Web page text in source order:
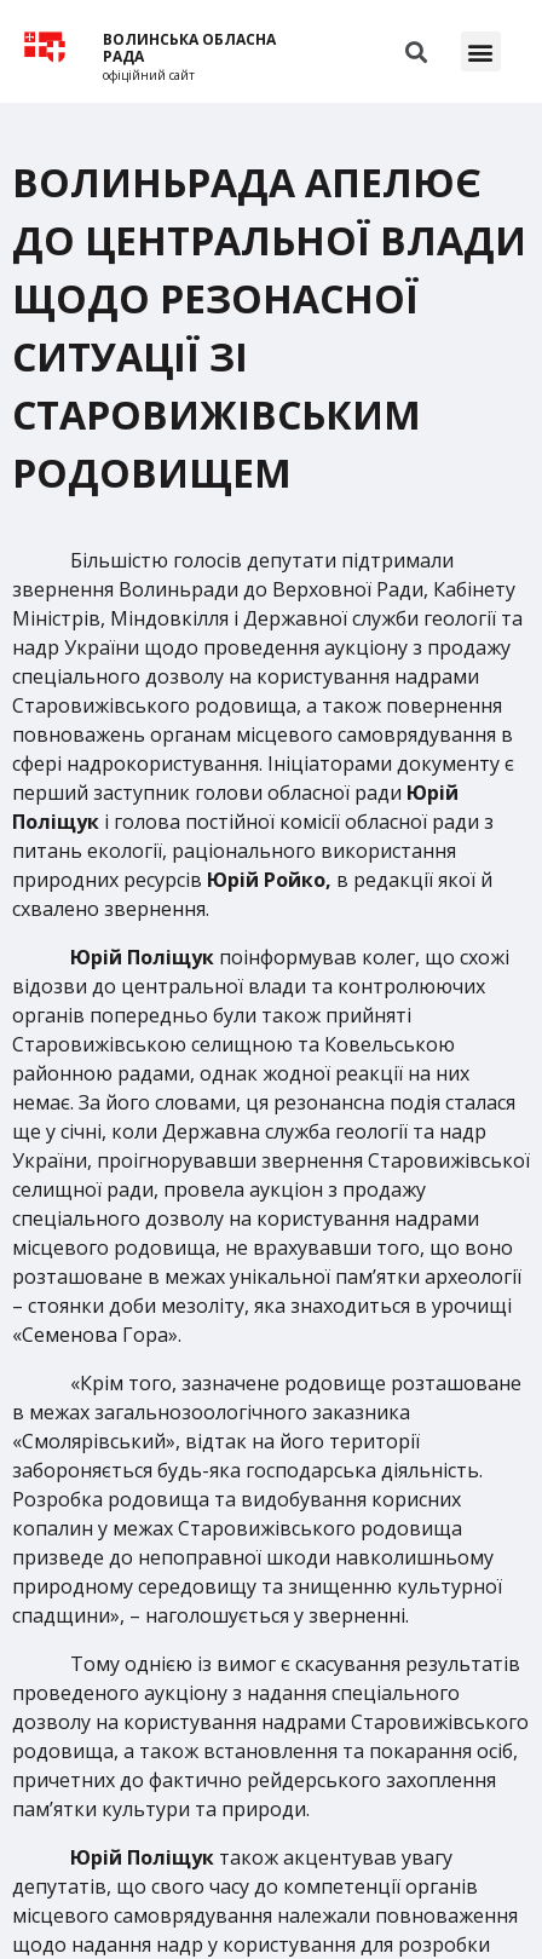
ВОЛИНСЬКА ОБЛАСНА
РАДА
офіційний сайт
ВОЛИНЬРАДА АПЕЛЮЄ
ДО ЦЕНТРАЛЬНОЇ ВЛАДИ
ЩОДО РЕЗОНАСНОЇ
СИТУАЦІЇ ЗІ
СТАРОВИЖІВСЬКИМ
РОДОВИЩЕМ
Більшістю голосів депутати підтримали
звернення Волиньради до Верховної Ради, Кабінету
Міністрів, Міндовкілля і Державної служби геології та
надр України щодо проведення аукціону з продажу
спеціального дозволу на користування надрами
Старовижівського родовища, а також повернення
повноважень органам місцевого самоврядування в
сфері надрокористування. Ініціаторами документу є
перший заступник голови обласної ради Юрій
Поліщук і голова постійної комісії обласної ради з
питань екології, раціонального використання
природних ресурсів Юрій Ройко, в редакції якої й
схвалено звернення.
Юрій Поліщук поінформував колег, що схожі
відозви до центральної влади та контролюючих
органів попередньо були також прийняті
Старовижівською селищною та Ковельською
районною радами, однак жодної реакції на них
немає. За його словами, ця резонансна подія сталася
ще у січні, коли Державна служба геології та надр
України, проігнорувавши звернення Старовижівської
селищної ради, провела аукціон з продажу
спеціального дозволу на користування надрами
місцевого родовища, не врахувавши того, що воно
розташоване в межах унікальної пам’ятки археології
– стоянки доби мезоліту, яка знаходиться в урочищі
«Семенова Гора».
«Крім того, зазначене родовище розташоване
в межах загальнозоологічного заказника
«Смолярівський», відтак на його території
забороняється будь-яка господарська діяльність.
Розробка родовища та видобування корисних
копалин у межах Старовижівського родовища
призведе до непоправної шкоди навколишньому
природному середовищу та знищенню культурної
спадщини», – наголошується у зверненні.
Тому однією із вимог є скасування результатів
проведеного аукціону з надання спеціального
дозволу на користування надрами Старовижівського
родовища, а також встановлення та покарання осіб,
причетних до фактично рейдерського захоплення
пам’ятки культури та природи.
Юрій Поліщук також акцентував увагу
депутатів, що свого часу до компетенції органів
місцевого самоврядування належали повноваження
щодо надання надр у користування для розробки